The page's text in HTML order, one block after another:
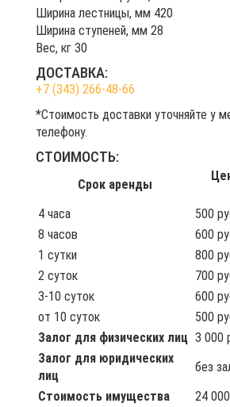
Ширина лестницы, мм 420
Ширина ступеней, мм 28
Вес, кг 30
ДОСТАВКА:
+7 (343) 266-48-66
*Стоимость доставки уточняйте у
телефону.
СТОИМОСТЬ:
Срок аренды
4 часа
500
8 часов
600
1 сутки
800
2 суток
700
3-10 суток
600
от 10 суток
500
Залог для физических лиц 3 000
Залог для юридических
лиц
без
Стоимость имущества
24